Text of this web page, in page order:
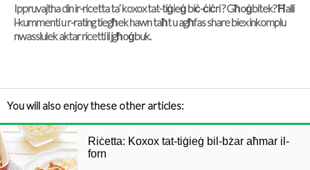
Ippruvajtha din ir-ricetta ta’ koxox tat-tiġieġ biċ-ċiċri ? Għoġbitek? Ħalli
l-kummenti u r-rating tiegħek hawn taħt u agħfas share biex inkomplu
nwasslulek aktar ricetti li jgħoġbuk.
You will also enjoy these other articles:
Riċetta: Koxox tat-tiġieġ bil-bżar aħmar il-
forn